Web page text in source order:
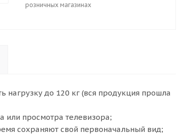
розничных магазинах
нагрузку до 120 кг (вся продукция прошла
или просмотра телевизора;
сохраняют свой первоначальный вид;